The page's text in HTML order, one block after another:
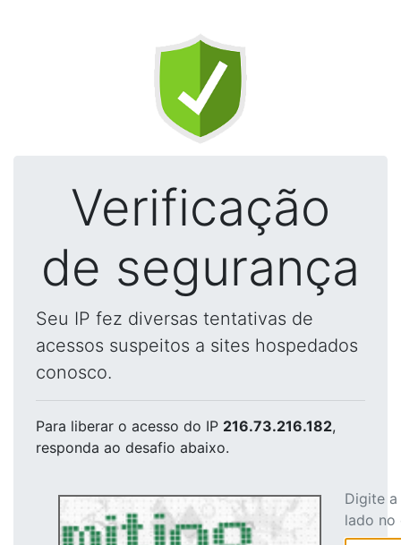
Verificação
de segurança
Seu IP fez diversas tentativas de
acessos suspeitos a sites hospedados
conosco.
Para liberar o acesso do IP 216.73.216.182,
responda ao desafio abaixo.
Digite
lado no